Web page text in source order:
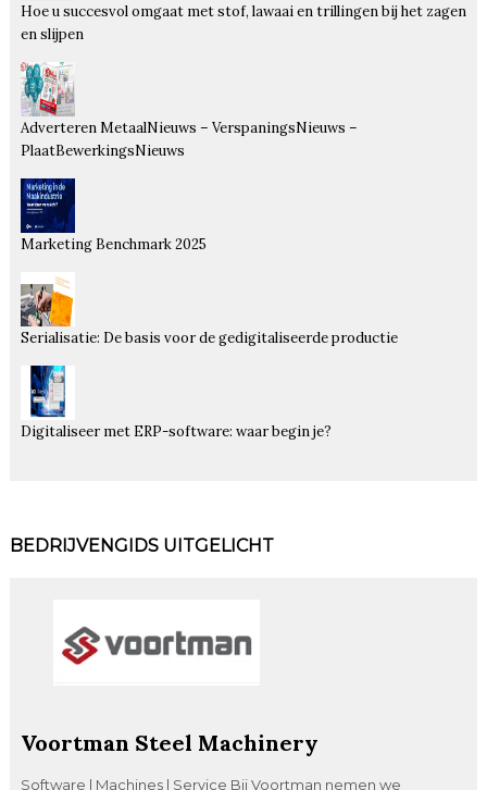
Hoe u succesvol omgaat met stof, lawaai en trillingen bij het zagen
en slijpen
Adverteren MetaalNieuws – VerspaningsNieuws –
PlaatBewerkingsNieuws
Marketing Benchmark 2025
Serialisatie: De basis voor de gedigitaliseerde productie
Digitaliseer met ERP-software: waar begin je?
BEDRIJVENGIDS UITGELICHT
Voortman Steel Machinery
Software | Machines | Service Bij Voortman nemen we